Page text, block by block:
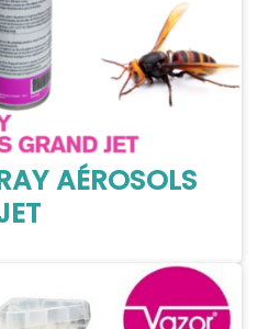
AÉROSOLS